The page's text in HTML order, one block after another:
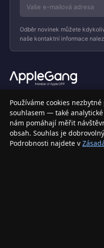
Odběr novinek můžete
naše kontaktní informace
Váš specializovaný obchod s
elektronikou. Nakupujte
INFORMACE
Doprava a doručení
Používáme cookies
souhlasem — také
nám pomáhají měřit
obsah. Souhlas je
Podrobnosti najdete v